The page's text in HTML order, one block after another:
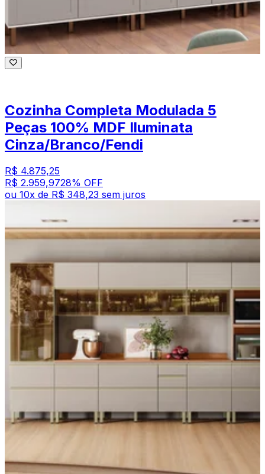
Cozinha Completa Modulada 5
Peças 100% MDF Iluminata
Cinza/Branco/Fendi
R$ 4.875,25
R$ 2.959,9728% OFF
ou 10x de R$ 348,23 sem juros